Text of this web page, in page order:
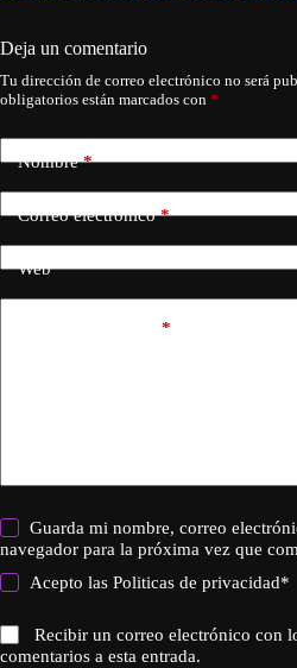
Deja un comentario
Tu dirección de correo electrónico no será
obligatorios están marcados con *
Nombre*
Correo electrónico*
Web
*
Guarda mi nombre, correo
navegador para la próxima vez que
Acepto lasPoliticas de privacidad*
Recibir un correo electrónico con
comentarios a esta entrada.